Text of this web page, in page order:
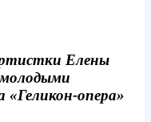
Елены
молодыми
«Геликон-опера»